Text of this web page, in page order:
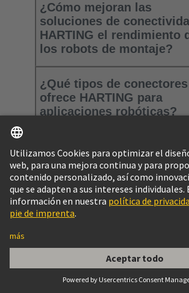
¿Cómo mejoran las
soluciones de
HARTING el rendimiento
los robots de montaje?
¿Qué tipos de conectores
ofrece HARTING para
aplicaciones robóticas?
de HARTING sean
especialmente fiables en
entornos robóticos
dinámicos?
contacto con HARTING?